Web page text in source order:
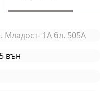
Младост- 1А бл. 505А
вън